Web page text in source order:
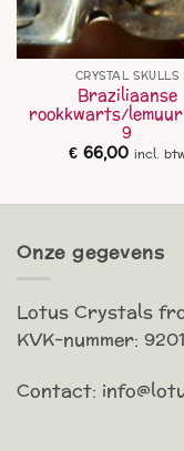
CRYSTAL SKULLS
Braziliaanse
rookkwarts/
9
€66,00 incl.
Onze gegevens
Lotus Crystals
KVK-nummer:
Contact: